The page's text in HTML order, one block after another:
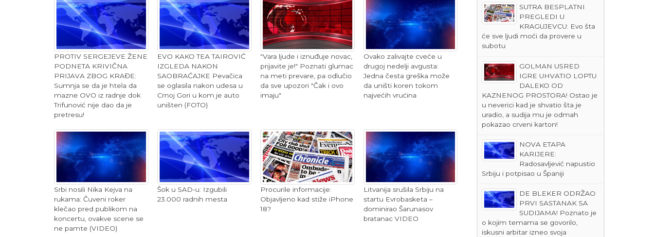
PROTIV SERGEJEVE ŽENE
PODNETA KRIVIČNA
PRIJAVA ZBOG KRAĐE:
Sumnja se da je htela da
mazne OVO iz radnje dok
Trifunović nije dao da je
pretresu!
EVO KAKO TEA TAIROVIĆ
IZGLEDA NAKON
SAOBRAĆAJKE Pevačica
se oglasila nakon udesa u
Crnoj Gori u kom je auto
uništen (FOTO)
"Vara ljude i iznuđuje novac,
prijavite je!" Poznati glumac
na meti prevare, pa odlučio
da sve upozori "Čak i ovo
imaju"
Ovako zalivajte cveće u
drugoj nedelji avgusta:
Jedna česta greška može
da uništi koren tokom
najvećih vrućina
Srbi nosili Nika Kejva na
rukama: Čuveni roker
klečao pred publikom na
koncertu, ovakve scene se
ne pamte (VIDEO)
Šok u SAD-u: Izgubili
23.000 radnih mesta
Procurile informacije:
Objavljeno kad stiže iPhone
18?
Litvanija srušila Srbiju na
startu Evrobasketa –
dominirao Šarunasov
bratanac VIDEO
SUTRA BESPLATNI
PREGLEDI U
KRAGUJEVCU: Evo šta
će sve ljudi moći da provere u
subotu
GOLMAN USRED
IGRE UHVATIO LOPTU
DALEKO OD
KAZNENOG PROSTORA! Ostao je
u neverici kad je shvatio šta je
uradio, a sudija mu je odmah
pokazao crveni karton!
NOVA ETAPA
KARIJERE:
Radosavljević napustio
Srbiju i potpisao u Španiji
DE BLEKER ODRŽAO
PRVI SASTANAK SA
SUDIJAMA! Poznato je
o kojim temama se govorilo,
iskusni arbitar izneo svoja